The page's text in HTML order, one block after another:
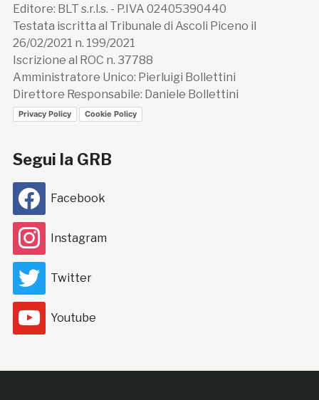
Editore: BLT s.r.l.s. - P.IVA 02405390440
Testata iscritta al Tribunale di Ascoli Piceno il
26/02/2021 n. 199/2021
Iscrizione al ROC n. 37788
Amministratore Unico: Pierluigi Bollettini
Direttore Responsabile: Daniele Bollettini
Privacy Policy Cookie Policy
Segui la GRB
Facebook
Instagram
Twitter
Youtube